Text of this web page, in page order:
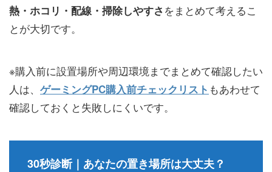
熱・ホコリ・配線・掃除しやすさ をまとめて考えるこ
とが大切です。
※購入前に設置場所や周辺環境までまとめて確認したい
人は、 ゲーミングPC購入前チェックリスト もあわせて
確認しておくと失敗しにくいです。
30秒診断｜あなたの置き場所は大丈夫？